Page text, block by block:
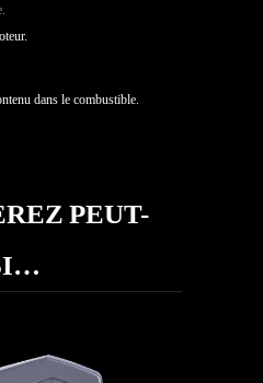
dans le combustible.
PEUT-